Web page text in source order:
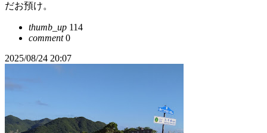
だお預け。
thumb_up 114
comment0
2025/08/24 20:07